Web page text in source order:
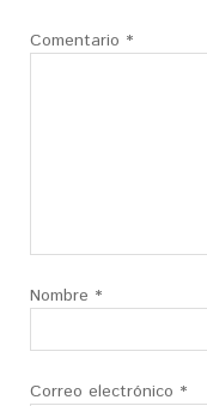
Comentario *
Nombre *
Correo electrónico *